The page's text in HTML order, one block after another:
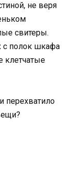
не веря
свитеры.
с полок шкафа
клетчатые
перехватило